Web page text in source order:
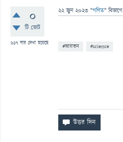
0
টি ভোট
617 বার দেখা হয়েছে
22 জুন 2023 "গণিত" বিভাগে
#আয়তন #science